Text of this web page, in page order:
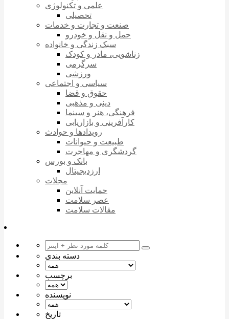
علمی و تکنولوژی
تحصیلی
صنعت و تجارت و خدمات
حمل و نقل و خودرو
سبک زندگی و خانواده
زناشویی، مادر و کودک
سرگرمی
ورزشی
سیاسی و اجتماعی
حقوق و قضا
دینی و مذهبی
فرهنگی، هنر و سینما
کارآفرینی و بازاریابی
رویدادها و حوادث
طبیعت و حیوانات
گردشگری و مهاجرت
بانک و بورس
ارزدیجیتال
مجلات
حمایت آنلاین
عصر سلامت
مقالات سلامت
دسته بندی
برچسب
نویسنده
تاریخ